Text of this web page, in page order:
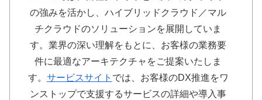
の強みを活かし、ハイブリッドクラウド／マル
チクラウドのソリューションを展開していま
す。業界の深い理解をもとに、お客様の業務要
件に最適なアーキテクチャをご提案いたしま
す。 サービスサイト では、お客様のDX推進をワ
ンストップで支援するサービスの詳細や導入事